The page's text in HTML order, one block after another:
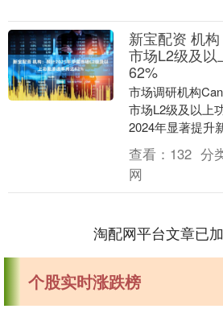
新宝配资 机
市场L2级及以
62%
市场调研机构
市场L2级及以上
2024年显著提升
市NOA分别达到
查看： 132 分
网
淘配网平台文章已
个股实时涨跌榜